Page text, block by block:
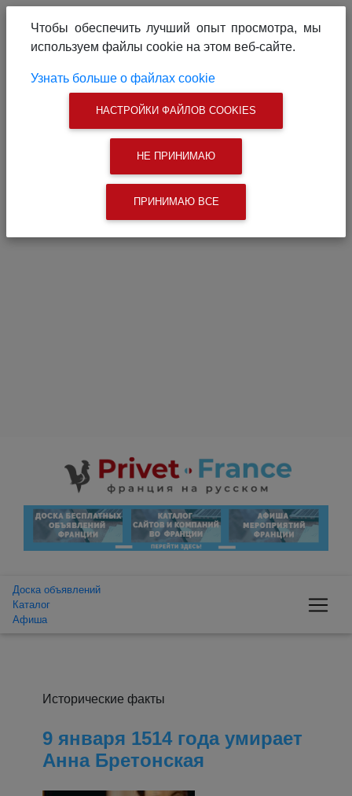
Связаться с нами
Поиск
Доска объявлений
Каталог
Афиша
Исторические факты
9 января 1514 года умирает
Анна Бретонская
Чтобы обеспечить лучший опыт просмотра, мы
используем файлы cookie на этом веб-сайте.
Узнать больше о файлах cookie